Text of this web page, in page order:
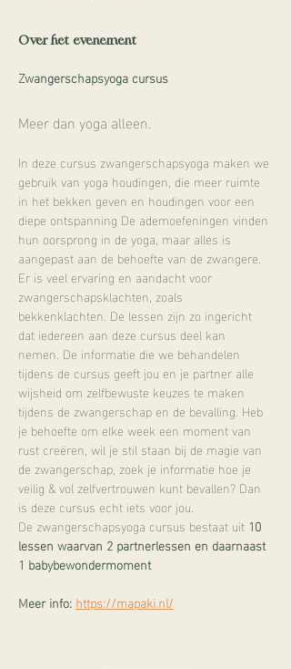
Over het evenement
Zwangerschapsyoga cursus
Meer dan yoga alleen.
In deze cursus zwangerschapsyoga maken we
gebruik van yoga houdingen, die meer ruimte
in het bekken geven en houdingen voor een
diepe ontspanning De ademoefeningen vinden
hun oorsprong in de yoga, maar alles is
aangepast aan de behoefte van de zwangere.
Er is veel ervaring en aandacht voor
zwangerschapsklachten, zoals
bekkenklachten. De lessen zijn zo ingericht
dat iedereen aan deze cursus deel kan
nemen. De informatie die we behandelen
tijdens de cursus geeft jou en je partner alle
wijsheid om zelfbewuste keuzes te maken
tijdens de zwangerschap en de bevalling. Heb
je behoefte om elke week een moment van
rust creëren, wil je stil staan bij de magie van
de zwangerschap, zoek je informatie hoe je
veilig & vol zelfvertrouwen kunt bevallen? Dan
is deze cursus echt iets voor jou.
De zwangerschapsyoga cursus bestaat uit 10
lessen waarvan 2 partnerlessen en daarnaast
1 babybewondermoment
Meer info: https://mapaki.nl/